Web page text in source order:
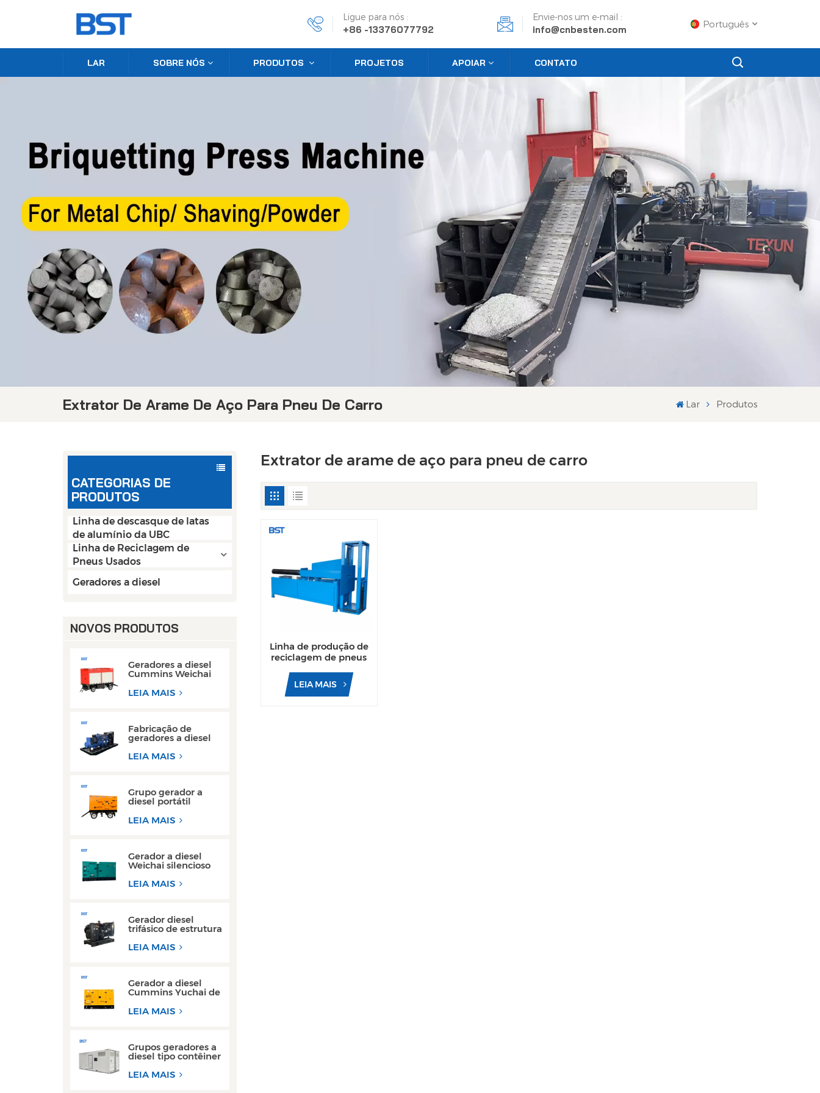
Ligue para nós :
+86 -13376077792
Envie-nos um e-mail :
info@cnbesten.com
Português
English
Español
Português
عربي
日语
LAR SOBRE NÓS PRODUTOS PROJETOS APOIAR CONTATO
Extrator De Arame De Aço Para Pneu De Carro Lar Produtos
CATEGORIAS DE
PRODUTOS
Linha de descasque de latas
de alumínio da UBC
Linha de Reciclagem de
Pneus Usados
Geradores a diesel
NOVOS PRODUTOS
Geradores a diesel
Cummins Weichai
CA monofásicos
LEIA MAIS
Fabricação de
geradores a diesel
com motor Weichai
de 300 kW de
LEIA MAIS
Grupo gerador a
diesel portátil
trifásico super
silencioso tipo
LEIA MAIS
Gerador a diesel
Weichai silencioso
150 kVA e 200 kVA
LEIA MAIS
Gerador diesel
trifásico de estrutura
desempenho com
LEIA MAIS
Gerador a diesel
Cummins Yuchai de
ultra silencioso para
LEIA MAIS
Grupos geradores a
diesel tipo contêiner
de 300 kW e 350
kVA mais vendidos
LEIA MAIS
Extrator de arame de aço para pneu de carro
Linha de produção de
reciclagem de pneus
talão de pneu
LEIA MAIS